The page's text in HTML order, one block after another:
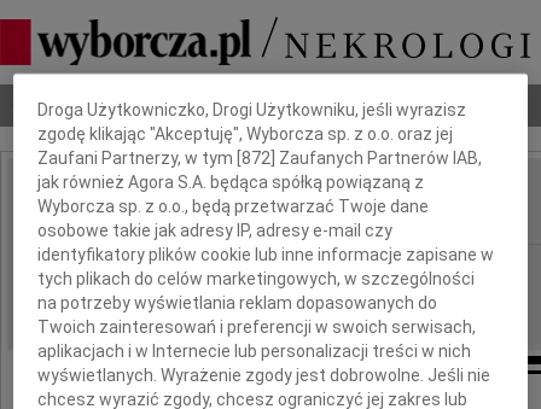
Nekrologi Odeszli Poradnik pogrzebowy
IMIĘ I NAZWISKO: Iwona Michalak
REGION: Częstochowa
DATA EMISJI: 15.11.2010
Dbamy o Twoją prywatność
Droga Użytkowniczko, Drogi Użytkowniku, jeśli wyrazisz
zgodę klikając "Akceptuję", Wyborcza sp. z o.o. oraz jej
Zaufani Partnerzy, w tym [872 ] Zaufanych Partnerów IAB,
jak również Agora S.A. będąca spółką powiązaną z
Wyborcza sp. z o.o., będą przetwarzać Twoje dane
osobowe takie jak adresy IP, adresy e-mail czy
identyfikatory plików cookie lub inne informacje zapisane w
tych plikach do celów marketingowych, w szczególności
na potrzeby wyświetlania reklam dopasowanych do
Twoich zainteresowań i preferencji w swoich serwisach,
aplikacjach i w Internecie lub personalizacji treści w nich
wyświetlanych. Wyrażenie zgody jest dobrowolne. Jeśli nie
chcesz wyrazić zgody, chcesz ograniczyć jej zakres lub